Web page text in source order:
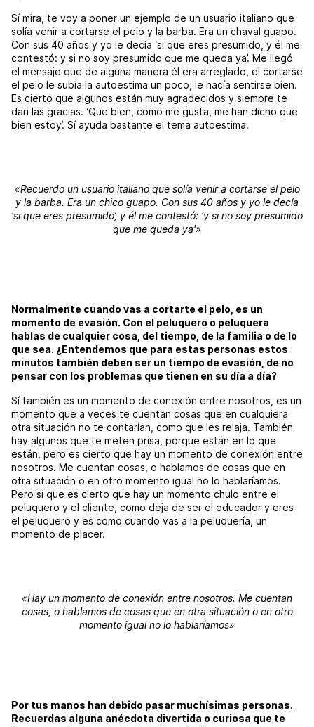
Sí mira, te voy a poner un ejemplo de un usuario italiano que
solía venir a cortarse el pelo y la barba. Era un chaval guapo.
Con sus 40 años y yo le decía ‘si que eres presumido, y él me
contestó: y si no soy presumido que me queda ya’. Me llegó
el mensaje que de alguna manera él era arreglado, el cortarse
el pelo le subía la autoestima un poco, le hacía sentirse bien.
Es cierto que algunos están muy agradecidos y siempre te
dan las gracias. ‘Que bien, como me gusta, me han dicho que
bien estoy’. Sí ayuda bastante el tema autoestima.
«Recuerdo un usuario italiano que solía venir a cortarse el pelo
y la barba. Era un chico guapo. Con sus 40 años y yo le decía
‘si que eres presumido’, y él me contestó: ‘y si no soy presumido
que me queda ya'»
Normalmente cuando vas a cortarte el pelo, es un
momento de evasión. Con el peluquero o peluquera
hablas de cualquier cosa, del tiempo, de la familia o de lo
que sea. ¿Entendemos que para estas personas estos
minutos también deben ser un tiempo de evasión, de no
pensar con los problemas que tienen en su día a día?
Sí también es un momento de conexión entre nosotros, es un
momento que a veces te cuentan cosas que en cualquiera
otra situación no te contarían, como que les relaja. También
hay algunos que te meten prisa, porque están en lo que
están, pero es cierto que hay un momento de conexión entre
nosotros. Me cuentan cosas, o hablamos de cosas que en
otra situación o en otro momento igual no lo hablaríamos.
Pero sí que es cierto que hay un momento chulo entre el
peluquero y el cliente, como deja de ser el educador y eres
el peluquero y es como cuando vas a la peluquería, un
momento de placer.
«Hay un momento de conexión entre nosotros. Me cuentan
cosas, o hablamos de cosas que en otra situación o en otro
momento igual no lo hablaríamos»
Por tus manos han debido pasar muchísimas personas.
Recuerdas alguna anécdota divertida o curiosa que te